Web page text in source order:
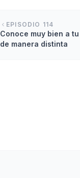
EPISODIO 114
Conoce muy bien a
de manera distinta